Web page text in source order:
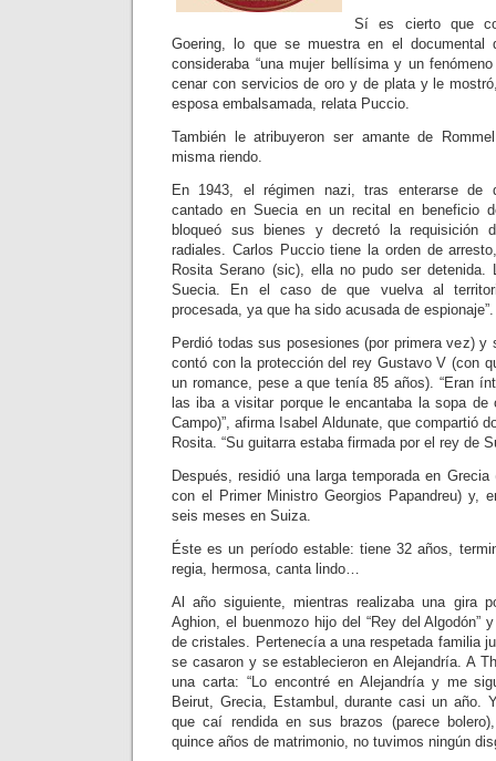
Sí es cierto que
Goering, lo que se muestra en el documental
consideraba “una mujer bellísima y un
cenar con servicios de oro y de plata y le
esposa embalsamada, relata Puccio.
También le atribuyeron ser amante de
misma riendo.
En 1943, el régimen nazi, tras enterarse de
cantado en Suecia en un recital en beneficio
bloqueó sus bienes y decretó la requisición
radiales. Carlos Puccio tiene la orden de
Rosita Serano (sic), ella no pudo ser detenida.
Suecia. En el caso de que vuelva al
procesada, ya que ha sido acusada de espionaje”.
Perdió todas sus posesiones (por primera vez) y
contó con la protección del rey Gustavo V (con
un romance, pese a que tenía 85 años). “Eran
las iba a visitar porque le encantaba la sopa
Campo)”, afirma Isabel Aldunate, que compartió
Rosita. “Su guitarra estaba firmada por el rey de
Después, residió una larga temporada en
con el Primer Ministro Georgios Papandreu) y,
seis meses en Suiza.
Éste es un período estable: tiene 32 años,
regia, hermosa, canta lindo…
Al año siguiente, mientras realizaba una gira
Aghion, el buenmozo hijo del “Rey del Algodón”
de cristales. Pertenecía a una respetada familia
se casaron y se establecieron en Alejandría. A
una carta: “Lo encontré en Alejandría y me
Beirut, Grecia, Estambul, durante casi un año.
que caí rendida en sus brazos (parece
quince años de matrimonio, no tuvimos ningún